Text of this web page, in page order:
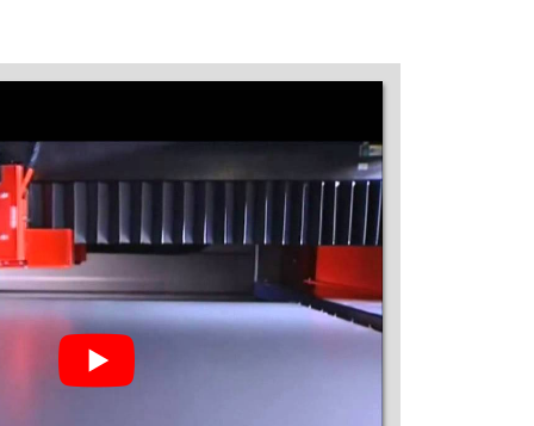
MÁQUINA DE CORTE A LASER MDF
MÁQUINA DE CORTE A LASER PARA AÇO
MÁQUINA DE CORTE A LASER PARA AÇO
MÁQUINA DE CORTE A LASER PARA AÇO
MÁQUINA DE CORTE A LASER PARA
ACRÍLICO
MÁQUINA DE CORTE A LASER PARA
ACRÍLICO PREÇO